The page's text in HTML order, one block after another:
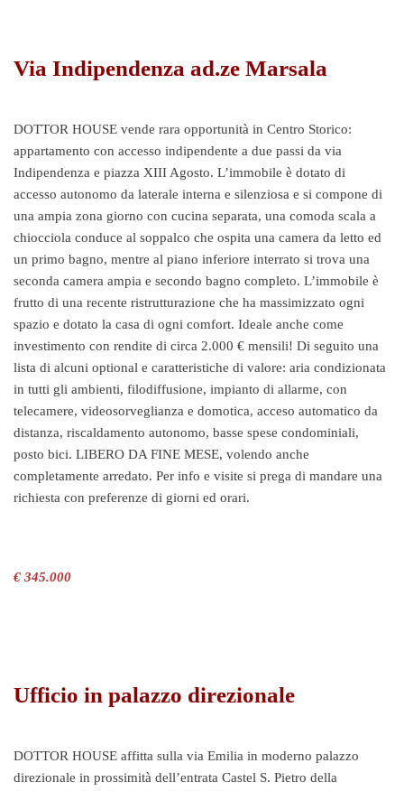
Via Indipendenza ad.ze Marsala
DOTTOR HOUSE vende rara opportunità in Centro Storico:
appartamento con accesso indipendente a due passi da via
Indipendenza e piazza XIII Agosto. L’immobile è dotato di
accesso autonomo da laterale interna e silenziosa e si compone di
una ampia zona giorno con cucina separata, una comoda scala a
chiocciola conduce al soppalco che ospita una camera da letto ed
un primo bagno, mentre al piano inferiore interrato si trova una
seconda camera ampia e secondo bagno completo. L’immobile è
frutto di una recente ristrutturazione che ha massimizzato ogni
spazio e dotato la casa di ogni comfort. Ideale anche come
investimento con rendite di circa 2.000 € mensili! Di seguito una
lista di alcuni optional e caratteristiche di valore: aria condizionata
in tutti gli ambienti, filodiffusione, impianto di allarme, con
telecamere, videosorveglianza e domotica, acceso automatico da
distanza, riscaldamento autonomo, basse spese condominiali,
posto bici. LIBERO DA FINE MESE, volendo anche
completamente arredato. Per info e visite si prega di mandare una
richiesta con preferenze di giorni ed orari.
€ 345.000
Ufficio in palazzo direzionale
DOTTOR HOUSE affitta sulla via Emilia in moderno palazzo
direzionale in prossimità dell’entrata Castel S. Pietro della